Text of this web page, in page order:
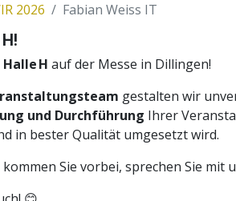
2026 Fabian Weiss IT
Halle H auf der Messe in Dillingen!
gestalten wir
und Durchführung Ihrer
in bester Qualität umgesetzt wird.
kommen Sie vorbei, sprechen Sie mit